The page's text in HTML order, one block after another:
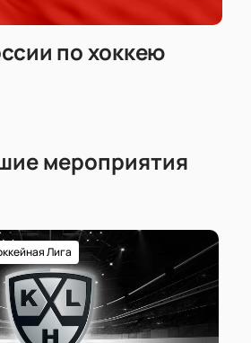
по хоккею
мероприятия
Лига